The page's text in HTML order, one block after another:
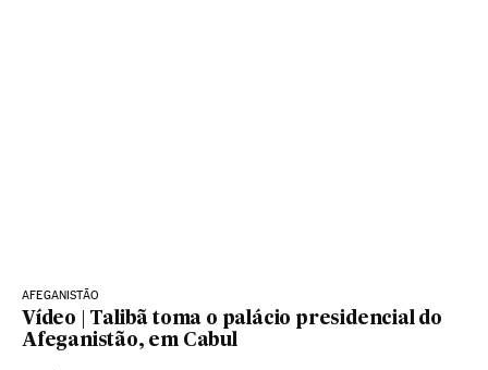
AFEGANISTÃO
Vídeo | Talibã toma o palácio presidencial do
Afeganistão, em Cabul